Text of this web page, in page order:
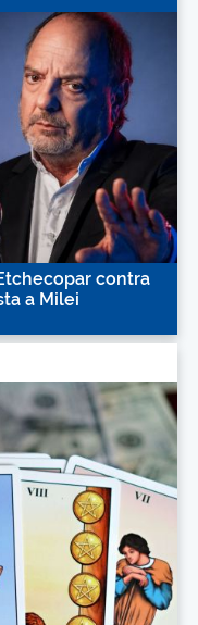
contra
a Milei